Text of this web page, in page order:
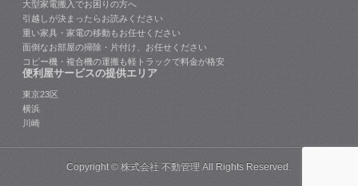
大型家電搬入でお困りの方へ
引越しが決まったらお読みください
重い家具・家電の移動もお任せください
面倒なお部屋の掃除・片付け、お任せください
コピー機・複合機の運搬も軽トラックで料金が格安
便利屋サービスの提供エリア
東京23区
横浜
川崎
Copyright ©株式会社 不動管理 All Rights Reserved.